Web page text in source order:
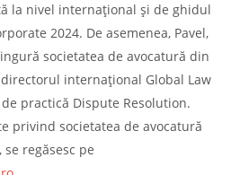
la nivel internațional și de ghidul
2024. De asemenea, Pavel,
societatea de avocatură din
internațional Global Law
practică Dispute Resolution.
privind societatea de avocatură
regăsesc pe